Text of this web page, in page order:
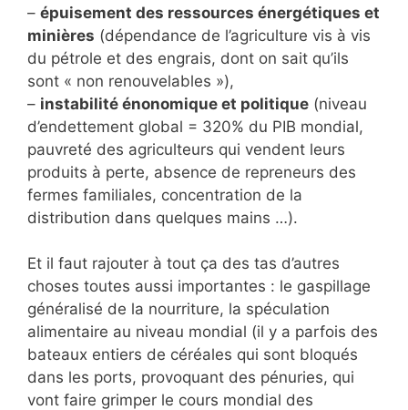
– épuisement des ressources énergétiques et
minières (dépendance de l’agriculture vis à vis
du pétrole et des engrais, dont on sait qu’ils
sont « non renouvelables »),
– instabilité énonomique et politique (niveau
d’endettement global = 320% du PIB mondial,
pauvreté des agriculteurs qui vendent leurs
produits à perte, absence de repreneurs des
fermes familiales, concentration de la
distribution dans quelques mains …).
Et il faut rajouter à tout ça des tas d’autres
choses toutes aussi importantes : le gaspillage
généralisé de la nourriture, la spéculation
alimentaire au niveau mondial (il y a parfois des
bateaux entiers de céréales qui sont bloqués
dans les ports, provoquant des pénuries, qui
vont faire grimper le cours mondial des